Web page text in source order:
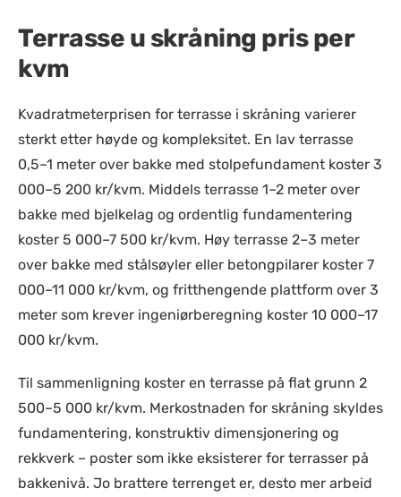
Terrasse u skråning pris per
kvm
Kvadratmeterprisen for terrasse i skråning varierer
sterkt etter høyde og kompleksitet. En lav terrasse
0,5–1 meter over bakke med stolpefundament koster 3
000–5 200 kr/kvm. Middels terrasse 1–2 meter over
bakke med bjelkelag og ordentlig fundamentering
koster 5 000–7 500 kr/kvm. Høy terrasse 2–3 meter
over bakke med stålsøyler eller betongpilarer koster 7
000–11 000 kr/kvm, og fritthengende plattform over 3
meter som krever ingeniørberegning koster 10 000–17
000 kr/kvm.
Til sammenligning koster en terrasse på flat grunn 2
500–5 000 kr/kvm. Merkostnaden for skråning skyldes
fundamentering, konstruktiv dimensjonering og
rekkverk – poster som ikke eksisterer for terrasser på
bakkenivå. Jo brattere terrenget er, desto mer arbeid